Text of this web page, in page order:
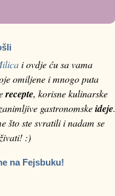
i ovdje ću sa vama
omiljene i mnogo puta
recepte, korisne kulinarske
gastronomskeideje.
što ste svratili i nadam se
:)
na Fejsbuku!